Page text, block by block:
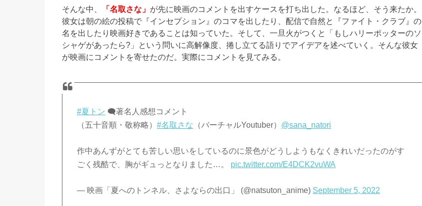
そんな中、 「名取さな」 が先に映画のコメントを出すケースを打ち出した。なるほど、そう来たか。
彼女は朝の絵の投稿で『インセプション』のコマを出したり、配信で自然と『ファイト・クラブ』の
名を出したり映画好きであることは知っていた。そして、一旦火がつくと「もしハリーポッターのソ
シャゲがあったら?」という問いに高解像度、捲し立てる語りでアイデアを述べていく。そんな彼女
が映画にコメントを寄せたのだ。実際にコメントを見てみる。
#夏トン 🗨️著名人感想コメント
（五十音順・敬称略）#名取さな （バーチャルYoutuber） @sana_natori
作中あんずがとても苦しい思いをしているのに景色がどうしようもなくきれいだったのがす
ごく残酷で、胸がギュっとなりました…。 pic.twitter.com/E4DCK2vuWA
— 映画「夏へのトンネル、さよならの出口」 (@natsuton_anime) September 5, 2022